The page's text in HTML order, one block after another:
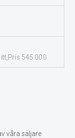
545 000
våra säljare